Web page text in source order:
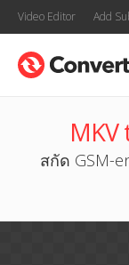
Video Editor Add
สกัด GSM-